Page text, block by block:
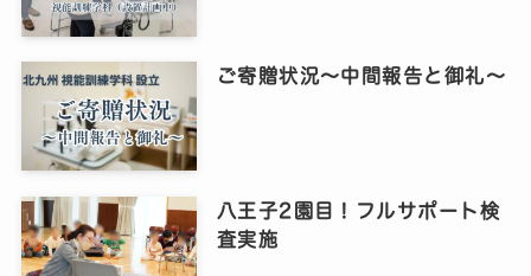
ご寄贈状況～中間報告と御礼～
八王子2園目！フルサポート検
査実施